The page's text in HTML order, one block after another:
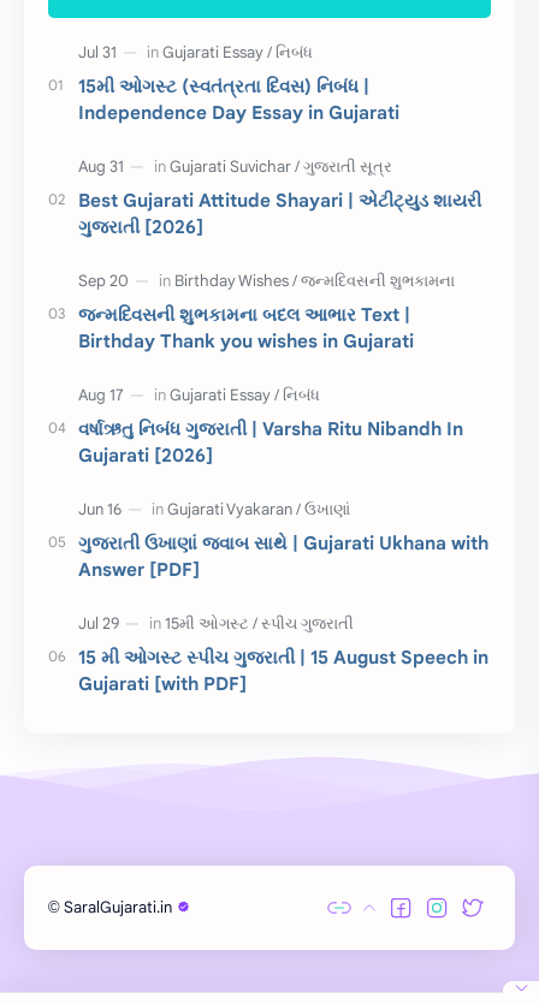
ચાલીસા 15મી ઓગસ્ટ
દિવાળી સમાનાર્થી શબ્દો
સ્પીચ ગુજરાતી
રક્ષાબંધન 26 જાન્યુઆરી
જાણવા જેવું ધોરણ 8
શિક્ષક દિવસ ઉત્તરાયણ
કહેવતો
Gujarati Slogans Gujarati Speech
ગુજરાતી વ્યાકરણ
જ્ઞાન સાધના પરીક્ષા Lekhan
Merit List ગુજરાતી વાર્તા
મહાત્મા ગાંધી
Exam Gujarati Status
15મી ઓગસ્ટ (સ્વતંત્રતા દિવસ) નિબંધ |
Independence Day Essay in Gujarati
Best Gujarati Attitude Shayari | એટીટ્યુડ શાયરી
ગુજરાતી [2026]
જન્મદિવસની શુભકામના બદલ આભાર Text |
Birthday Thank you wishes in Gujarati
વર્ષાઋતુ નિબંધ ગુજરાતી | Varsha Ritu Nibandh In
Gujarati [2026]
ગુજરાતી ઉખાણાં જવાબ સાથે | Gujarati Ukhana with
Answer [PDF]
15 મી ઓગસ્ટ સ્પીચ ગુજરાતી | 15 August Speech in
Gujarati [with PDF]
© SaralGujarati.in